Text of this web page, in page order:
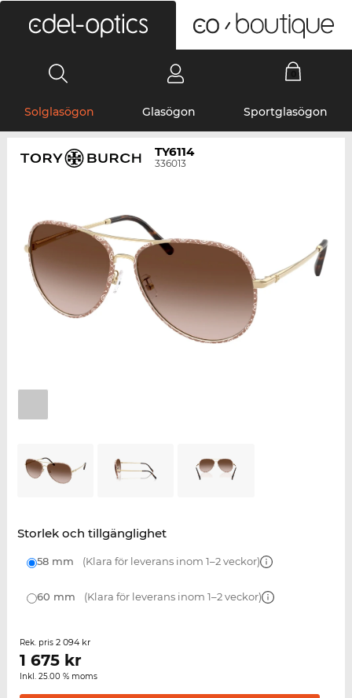
Solglasögon Glasögon Sportglasögon
TY6114
336013
Storlek och tillgänglighet
58 mm (Klara för leverans inom 1–2 veckor)
60 mm (Klara för leverans inom 1–2 veckor)
Rek. pris 2 094 kr
1 675kr
Inkl. 25.00 % moms